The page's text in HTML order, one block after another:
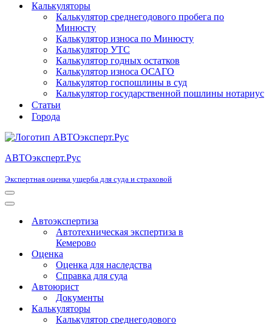
Калькуляторы
Калькулятор среднегодового пробега по
Минюсту
Калькулятор износа по Минюсту
Калькулятор УТС
Калькулятор годных остатков
Калькулятор износа ОСАГО
Калькулятор госпошлины в суд
Калькулятор государственной пошлины нотариус
Статьи
Города
АВТОэксперт.Рус
Экспертная оценка ущерба для суда и страховой
Меню
навигации
Меню
навигацииАвтоэкспертиза
Автотехническая экспертиза в
Кемерово
Оценка
Оценка для наследства
Справка для суда
Автоюрист
Документы
Калькуляторы
Калькулятор среднегодового